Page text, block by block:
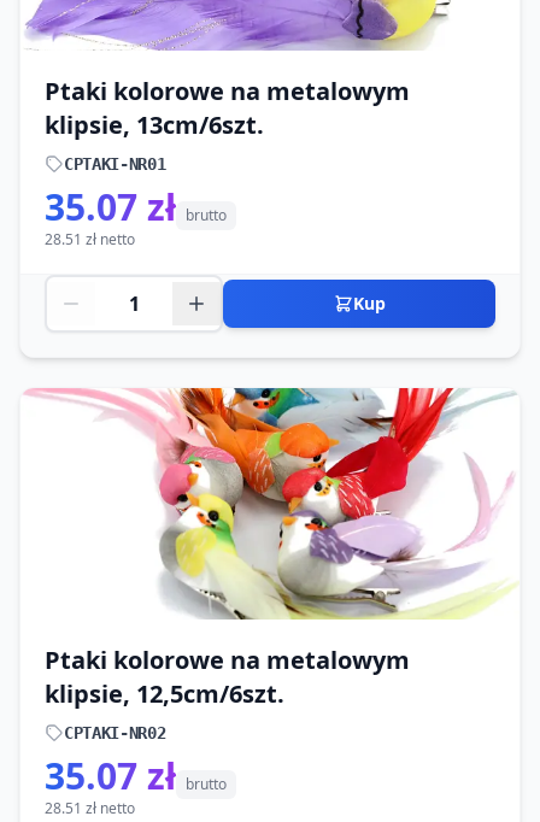
Ptaki kolorowe na metalowym
klipsie, 13cm/6szt.
CPTAKI-NR01
35.07 zł brutto
28.51 zł netto
Kup
Ptaki kolorowe na metalowym
klipsie, 12,5cm/6szt.
CPTAKI-NR02
35.07 zł brutto
28.51 zł netto